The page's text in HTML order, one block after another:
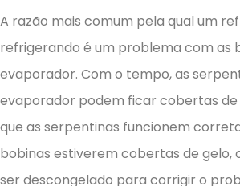
A razão mais comum pela qual um
refrigerando é um problema com as
evaporador. Com o tempo, as
evaporador podem ficar cobertas de
que as serpentinas funcionem
bobinas estiverem cobertas de gelo,
ser descongelado para corrigir o